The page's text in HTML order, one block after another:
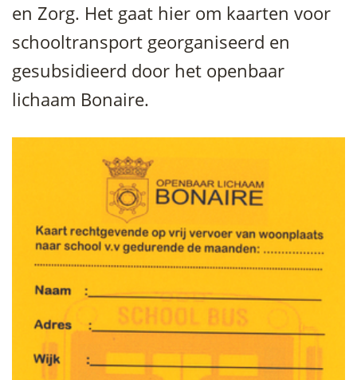
en Zorg. Het gaat hier om kaarten voor
schooltransport georganiseerd en
gesubsidieerd door het openbaar
lichaam Bonaire.